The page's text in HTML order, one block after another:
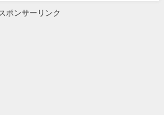
スポンサーリンク